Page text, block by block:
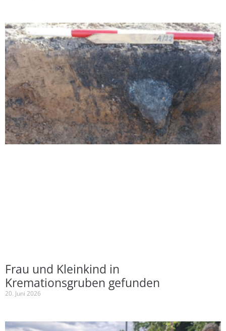
Frau und Kleinkind in
Kremationsgruben gefunden
20. Juni 2026